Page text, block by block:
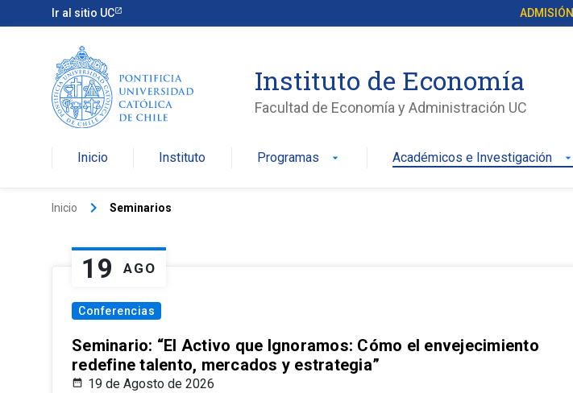
Ir al sitio UC ADMISIÓN
Instituto de Economía
Facultad de Economía y Administración UC
Inicio Instituto Programas arrow_drop_down Académicos e Investigación arrow_drop_down
Inicio keyboard_arrow_right Seminarios
19 AGO
Conferencias
Seminario: “El Activo que Ignoramos: Cómo el envejecimiento
redefine talento, mercados y estrategia”
19 de Agosto de 2026